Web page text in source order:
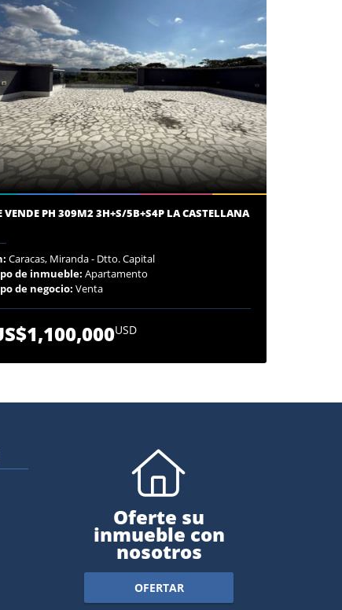
VENDE PH 309M2 3H+S/5B+S4P LA CASTELLANA
Caracas, Miranda - Dtto. Capital
de inmueble: Apartamento
de negocio: Venta
USD
Oferte su
inmueble con
nosotros
OFERTAR